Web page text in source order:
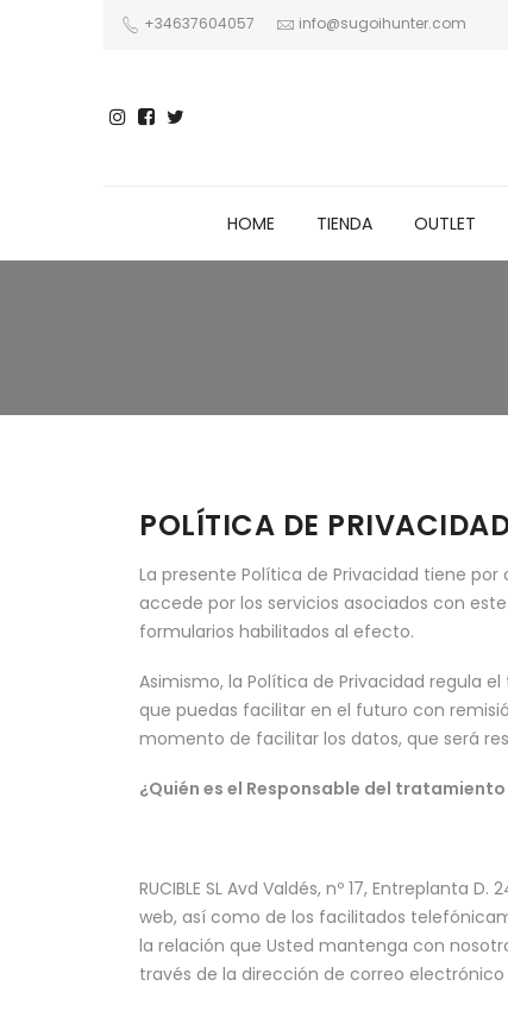
+34637604057 info@sugoihunter.com
HOME TIENDA OUTLET
POLÍTICA DE
La presente Política de Privacidad tiene
accede por los servicios asociados con
formularios habilitados al efecto.
Asimismo, la Política de Privacidad regula
que puedas facilitar en el futuro con
momento de facilitar los datos, que será
¿Quién es el Responsable del
RUCIBLE SL Avd Valdés, nº 17,
web, así como de los facilitados
la relación que Usted mantenga con
través de la dirección de correo electrónico